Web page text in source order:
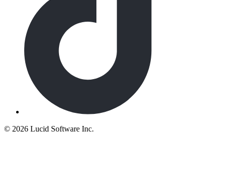
© 2026 Lucid Software Inc.